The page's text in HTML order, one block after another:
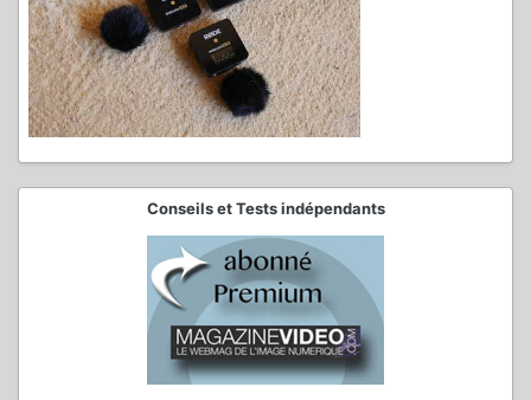
Conseils et Tests indépendants